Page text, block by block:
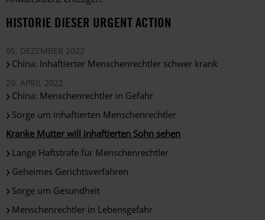
HISTORIE DIESER URGENT ACTION
05. DEZEMBER 2022
China: Inhaftierter Menschenrechtler schwer krank
29. APRIL 2022
China: Menschenrechtler in Gefahr
Sorge um inhaftierten Menschenrechtler
Kranke Mutter will inhaftierten Sohn sehen
Lange Haftstrafe für Menschenrechtler
Geheimes Gerichtsverfahren
Sorge um Gesundheit
Menschenrechtler in Lebensgefahr